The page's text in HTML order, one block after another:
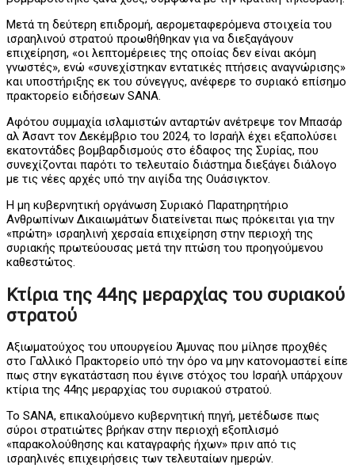
Μετά τη δεύτερη επιδρομή, αερομεταφερόμενα στοιχεία του
ισραηλινού στρατού προωθήθηκαν για να διεξαγάγουν
επιχείρηση, «οι λεπτομέρειες της οποίας δεν είναι ακόμη
γνωστές», ενώ «συνεχίστηκαν εντατικές πτήσεις αναγνώρισης»
και υποστήριξης εκ του σύνεγγυς, ανέφερε το συριακό επίσημο
πρακτορείο ειδήσεων SANA.
Αφότου συμμαχία ισλαμιστών ανταρτών ανέτρεψε τον Μπασάρ
αλ Άσαντ τον Δεκέμβριο του 2024, το Ισραήλ έχει εξαπολύσει
εκατοντάδες βομβαρδισμούς στο έδαφος της Συρίας, που
συνεχίζονται παρότι το τελευταίο διάστημα διεξάγει διάλογο
με τις νέες αρχές υπό την αιγίδα της Ουάσιγκτον.
Η μη κυβερνητική οργάνωση Συριακό Παρατηρητήριο
Ανθρωπίνων Δικαιωμάτων διατείνεται πως πρόκειται για την
«πρώτη» ισραηλινή χερσαία επιχείρηση στην περιοχή της
συριακής πρωτεύουσας μετά την πτώση του προηγούμενου
καθεστώτος.
Κτίρια της 44ης μεραρχίας του συριακού
στρατού
Αξιωματούχος του υπουργείου Άμυνας που μίλησε προχθές
στο Γαλλικό Πρακτορείο υπό την όρο να μην κατονομαστεί είπε
πως στην εγκατάσταση που έγινε στόχος του Ισραήλ υπάρχουν
κτίρια της 44ης μεραρχίας του συριακού στρατού.
Το SANA, επικαλούμενο κυβερνητική πηγή, μετέδωσε πως
σύροι στρατιώτες βρήκαν στην περιοχή εξοπλισμό
«παρακολούθησης και καταγραφής ήχων» πριν από τις
ισραηλινές επιχειρήσεις των τελευταίων ημερών.